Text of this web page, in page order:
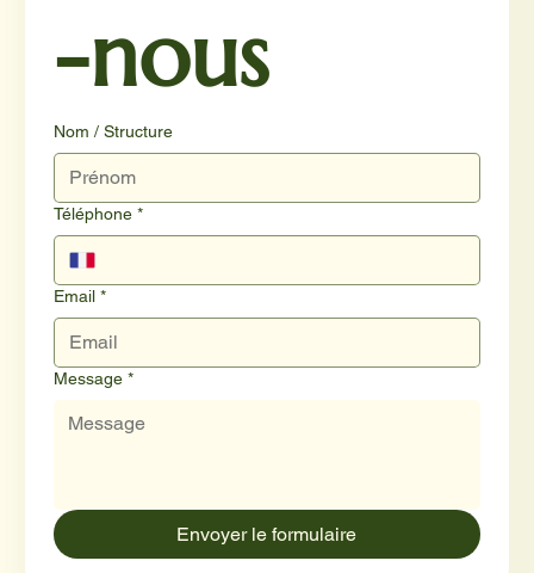
-nous
Nom / Structure
Téléphone *
Email *
Message *
Envoyer le formulaire